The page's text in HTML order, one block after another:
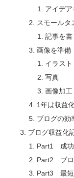
アイデア
スモールタ
記事を
画像を準備
イラス
写真
画像加
1年は収益
ブログの効
ブログ収益化
Part1 成功
Part2 ブロ
Part3 最短